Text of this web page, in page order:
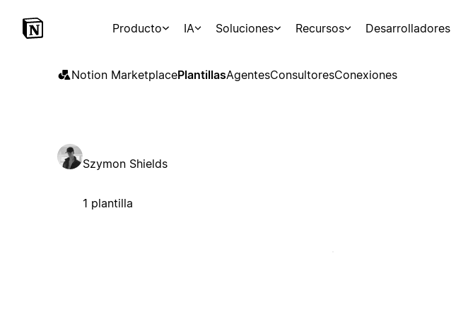
Producto IA Soluciones Recursos Desarrolladores
Notion MarketplacePlantillasAgentesConsultoresConexiones
Szymon Shields
1 plantilla